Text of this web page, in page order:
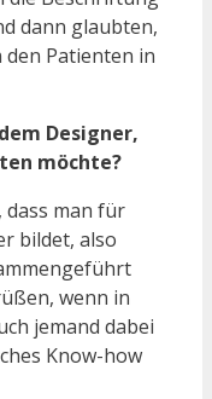
dann glaubten,
Patienten in
Designer,
möchte?
dass man für
bildet, also
wenn in
jemand dabei
Know-how